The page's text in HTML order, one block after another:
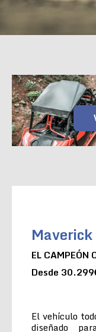
EL CAMPEÓN
Desde
El vehículo
diseñado